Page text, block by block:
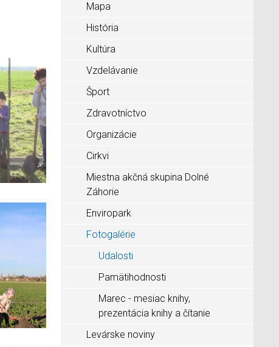
Mapa
História
Kultúra
Vzdelávanie
Šport
Zdravotníctvo
Organizácie
Cirkvi
Miestna akčná skupina Dolné
Záhorie
Enviropark
Fotogalérie
Udalosti
Pamätihodnosti
Marec - mesiac knihy,
prezentácia knihy a čítanie
Levárske noviny